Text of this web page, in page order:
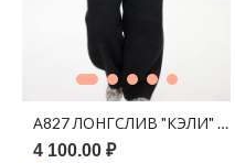
А827 ЛОНГСЛИВ "КЭЛИ"
4 100.00 ₽